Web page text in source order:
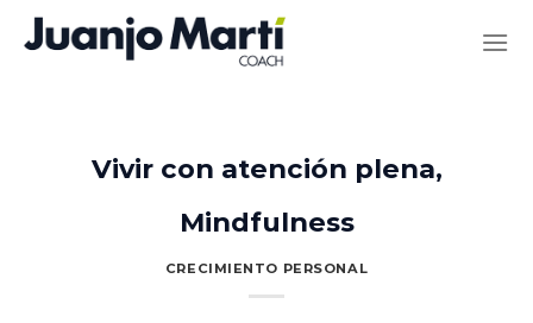
Saltar
Vivir con atención plena,
Mindfulness
CRECIMIENTO PERSONAL